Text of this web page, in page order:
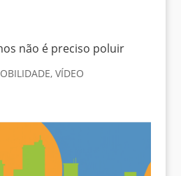
não é preciso poluir
, VÍDEO